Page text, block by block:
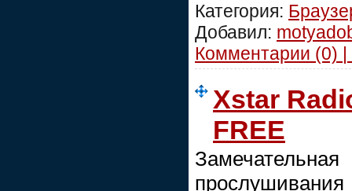
Категория:
Добавил:
Комментарии (0) |
Xstar
FREE
прослушивания